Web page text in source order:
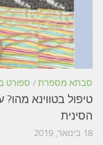
סבתא מספרת / ספורט
טיפול בטווינא
הסינית
18 בינואר, 2019